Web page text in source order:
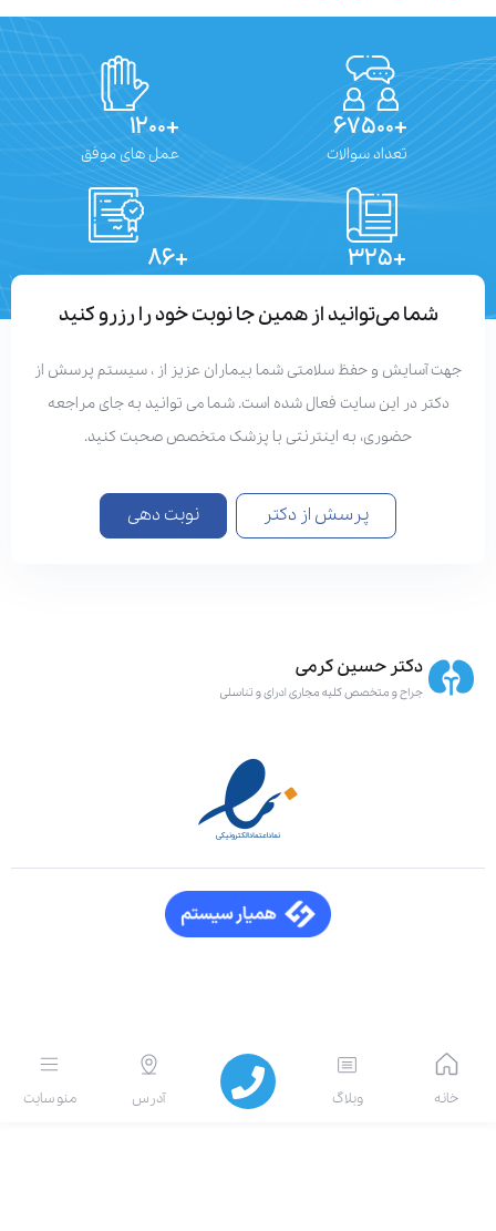
+۶۷۵۰۰
تعداد سوالات
+۱۲۰۰
عمل های موفق
+۳۲۵ +۸۶
شما می‌توانید از همین جا نوبت خود را رزرو کنید
جهت آسایش و حفظ سلامتی شما بیماران عزیز از ، سیستم پرسش از
دکتر در این سایت فعال شده است. شما می توانید به جای مراجعه
حضوری، به اینترنتی با پزشک متخصص صحبت کنید.
پرسش از دکتر نوبت دهی
خانه وبلاگ آدرس منو سایت